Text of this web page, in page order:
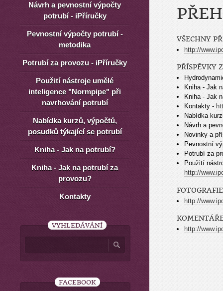
VŠECHNY
http://
PŘÍSPĚVKY
Kniha - Jak
Kniha - Jak
Kontakty -
Nabídka
Návrh a
Novinky a
Pevnostní
Potrubí za
Použití
http://
FOTOGRAFIE
http://
http://
Návrh a pevnostní výpočty
potrubí - iPříručky
Pevnostní výpočty potrubí -
metodika
Potrubí za provozu - iPříručky
Použití nástroje umělé
inteligence "Normpipe" při
navrhování potrubí
Nabídka kurzů, výpočtů,
posudků týkající se potrubí
Kniha - Jak na potrubí?
Kniha - Jak na potrubí za
provozu?
Kontakty
VYHLEDÁVÁNÍ
FACEBOOK